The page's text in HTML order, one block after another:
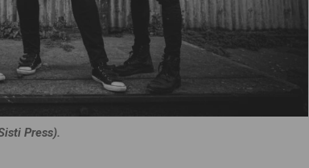
Press).